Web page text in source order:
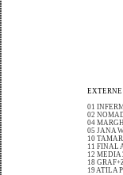
01
02
04
05 JANA
10
11 FINAL
12 MEDIA
18
19 ATILA